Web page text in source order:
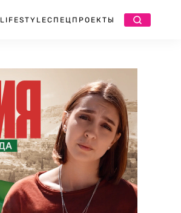
LIFESTYLEСПЕЦПРОЕКТЫ